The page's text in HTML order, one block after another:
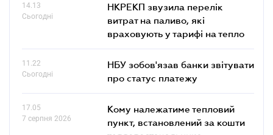
14.13
Сьогодні
НКРЕКП звузила перелік
витрат на паливо, які
враховують у тарифі на тепло
11.22
Сьогодні
НБУ зобов'язав банки звітувати
про статус платежу
17.05
7 серпня 2026
Кому належатиме тепловий
пункт, встановлений за кошти